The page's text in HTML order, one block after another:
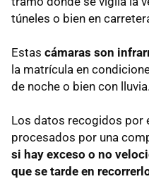
túneles o bien en
Estas cámaras son
la matrícula en
de noche o bien con lluvia.
Los datos recogidos
procesados por una
si hay exceso o no
que se tarde en